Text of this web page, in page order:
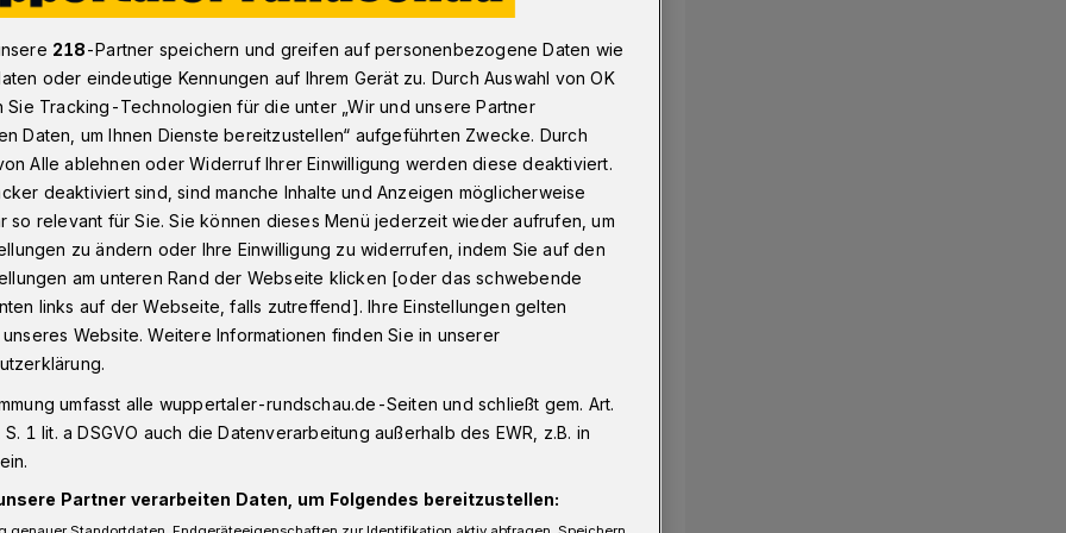
Remigiuspark: Sportgeräte für Seniorinnen und Senioren​
Seniorinnen
zwischen Wupper und Sonnborner
für ältere Menschen werden –
einladen. Am Montag (30. Oktober
in dem kleinen Areal.
218-Partner speichern und greifen auf personenbezogene Daten wie
oder eindeutige Kennungen auf Ihrem Gerät zu. Durch Auswahl von OK
Sie Tracking-Technologien für die unter „Wir und unsere Partner
Daten, um Ihnen Dienste bereitzustellen“ aufgeführten Zwecke. Durch
Alle ablehnen oder Widerruf Ihrer Einwilligung werden diese deaktiviert.
deaktiviert sind, sind manche Inhalte und Anzeigen möglicherweise
so relevant für Sie. Sie können dieses Menü jederzeit wieder aufrufen, um
zu ändern oder Ihre Einwilligung zu widerrufen, indem Sie auf den
am unteren Rand der Webseite klicken [oder das schwebende
links auf der Webseite, falls zutreffend]. Ihre Einstellungen gelten
Website. Weitere Informationen finden Sie in unserer
umfasst alle wuppertaler-rundschau.de-Seiten und schließt gem. Art.
1 lit. a DSGVO auch die Datenverarbeitung außerhalb des EWR, z.B. in
Partner verarbeiten Daten, um Folgendes bereitzustellen: